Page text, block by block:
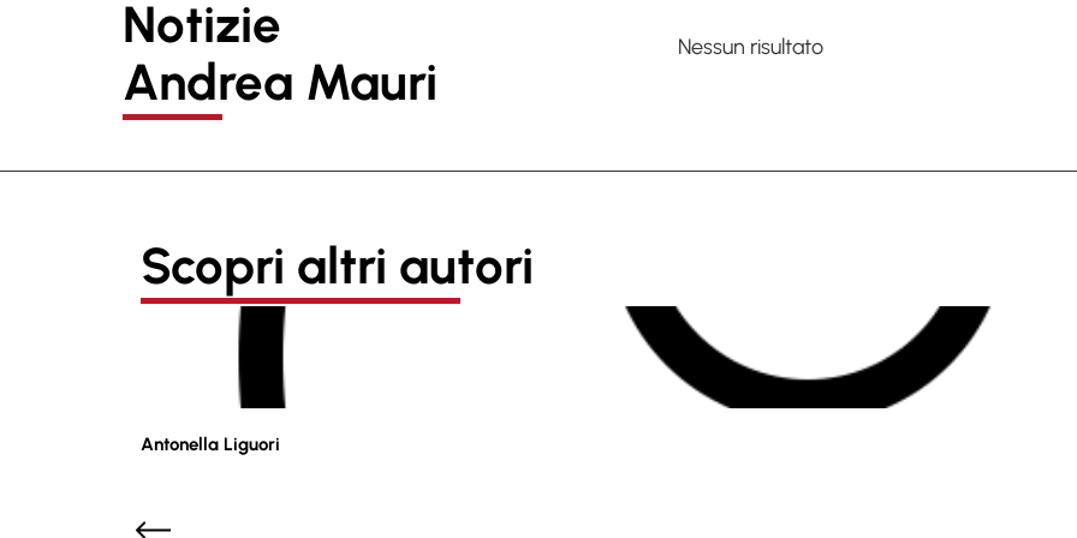
Notizie
Andrea Mauri
Nessun risultato
Scopri altri autori
Antonella Liguori